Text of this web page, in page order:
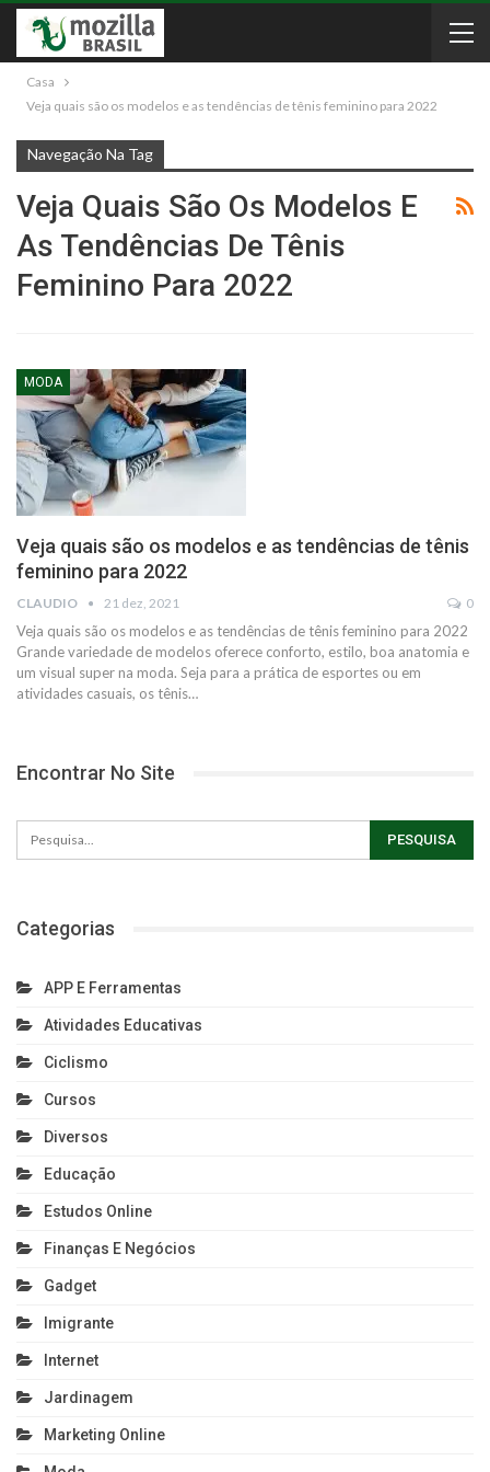
Casa
Veja quais são os modelos e as tendências de tênis feminino para 2022
Navegação Na Tag
Veja Quais São Os Modelos E
As Tendências De Tênis
Feminino Para 2022
MODA
Veja quais são os modelos e as tendências de tênis
feminino para 2022
CLAUDIO 21 dez, 2021 0
Veja quais são os modelos e as tendências de tênis feminino para 2022
Grande variedade de modelos oferece conforto, estilo, boa anatomia e
um visual super na moda. Seja para a prática de esportes ou em
atividades casuais, os tênis…
Encontrar No Site
Categorias
APP E Ferramentas
Atividades Educativas
Ciclismo
Cursos
Diversos
Educação
Estudos Online
Finanças E Negócios
Gadget
Imigrante
Internet
Jardinagem
Marketing Online